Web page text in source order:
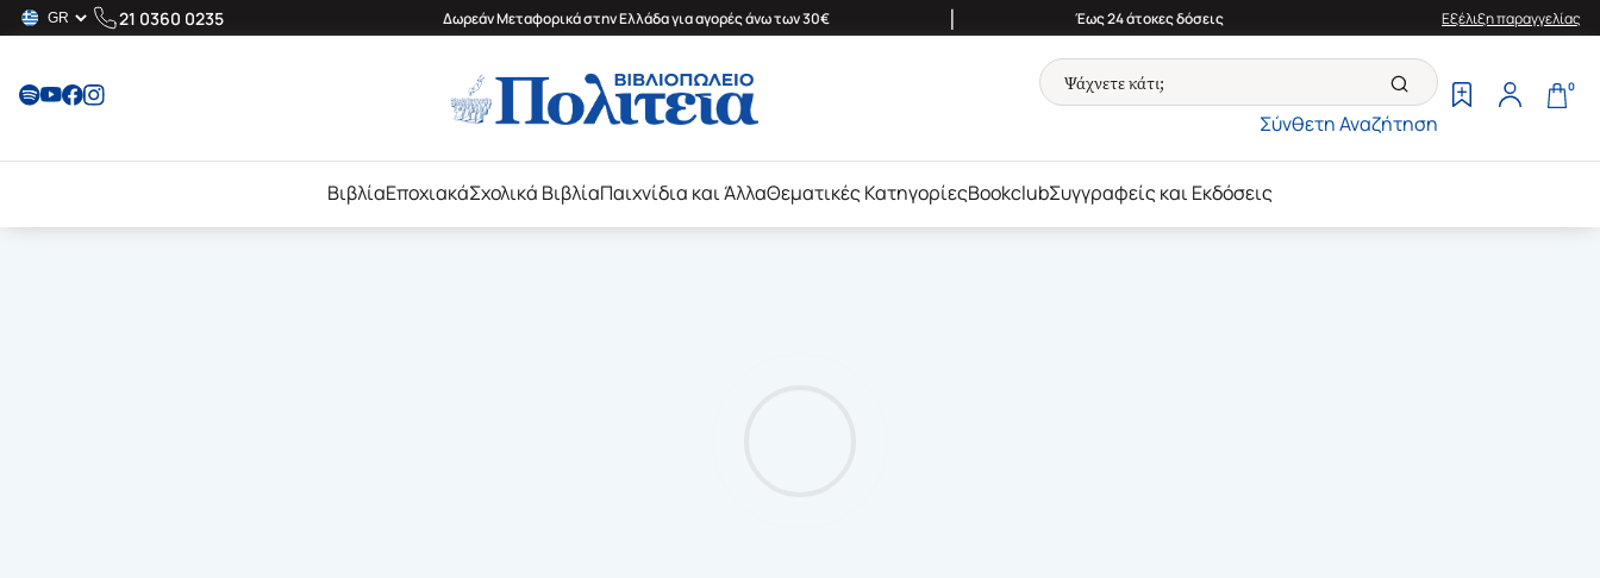
21 0360 0235 Δωρεάν Μεταφορικά στην Ελλάδα για αγορές άνω των 30€ | Έως 24 άτοκες δόσεις Εξέλιξη παραγγελίας
Σύνθετη Αναζήτηση
0
ΒιβλίαΕποχιακάΣχολικά ΒιβλίαΠαιχνίδια και ΆλλαΘεματικές ΚατηγορίεςBookclubΣυγγραφείς και Εκδόσεις